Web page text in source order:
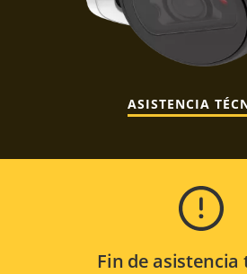
ASISTENCIA
Fin de asistencia